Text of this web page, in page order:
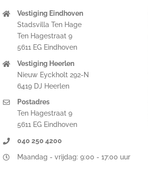
Vestiging Eindhoven
Stadsvilla Ten Hage
Ten Hagestraat 9
5611 EG Eindhoven
Vestiging Heerlen
Nieuw Eyckholt 292-N
6419 DJ Heerlen
Postadres
Ten Hagestraat 9
5611 EG Eindhoven
040 250 4200
Maandag - vrijdag: 9:00 - 17:00 uur